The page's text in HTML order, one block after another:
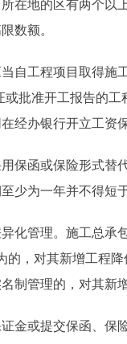
地的区有两个以上
数额。
程项目取得施工
批准开工报告的
经办银行开立工资
函或保险形式替代
少为一年并不得短
管理。施工总承包
的，对其新增工程
制管理的，对其新
或提交保函、保险